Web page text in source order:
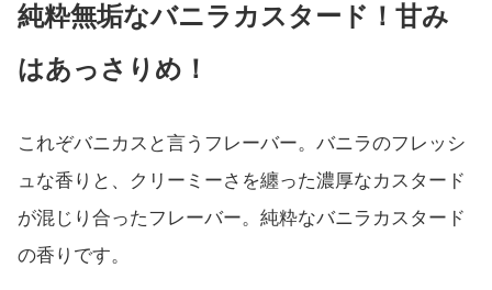
純粋無垢なバニラカスタード！甘み
はあっさりめ！
これぞバニカスと言うフレーバー。バニラのフレッシ
ュな香りと、クリーミーさを纏った濃厚なカスタード
が混じり合ったフレーバー。純粋なバニラカスタード
の香りです。